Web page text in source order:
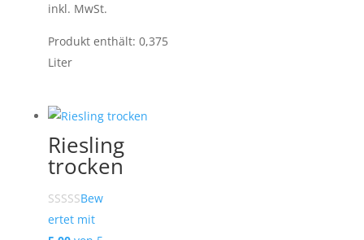
inkl. MwSt.
Produkt enthält: 0,375
Liter
Riesling
trocken
Bew
ertet mit